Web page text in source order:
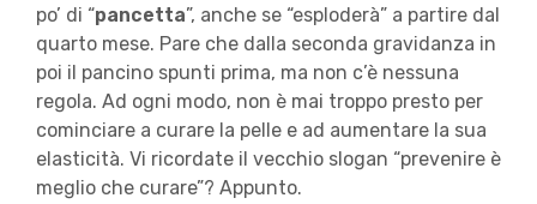
po’ di “pancetta”, anche se “esploderà” a partire dal
quarto mese. Pare che dalla seconda gravidanza in
poi il pancino spunti prima, ma non c’è nessuna
regola. Ad ogni modo, non è mai troppo presto per
cominciare a curare la pelle e ad aumentare la sua
elasticità. Vi ricordate il vecchio slogan “prevenire è
meglio che curare”? Appunto.